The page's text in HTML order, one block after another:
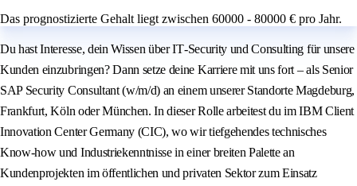
Das prognostizierte Gehalt liegt zwischen 60000 - 80000 € pro Jahr.
Du hast Interesse, dein Wissen über IT‑Security und Consulting für unsere
Kunden einzubringen? Dann setze deine Karriere mit uns fort – als Senior
SAP Security Consultant (w/m/d) an einem unserer Standorte Magdeburg,
Frankfurt, Köln oder München. In dieser Rolle arbeitest du im IBM Client
Innovation Center Germany (CIC), wo wir tiefgehendes technisches
Know‑how und Industriekenntnisse in einer breiten Palette an
Kundenprojekten im öffentlichen und privaten Sektor zum Einsatz